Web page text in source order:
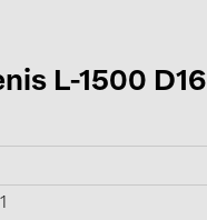
(7)
(42)
L-1500 D16